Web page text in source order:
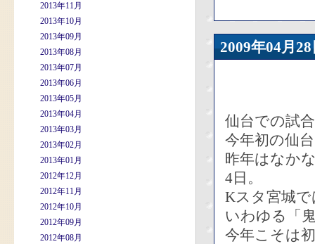
2013年11月
2013年10月
2013年09月
2013年08月
2013年07月
2013年06月
2013年05月
2013年04月
2013年03月
2013年02月
2013年01月
2012年12月
2012年11月
2012年10月
2012年09月
2012年08月
2009年04
仙台での試
今年初の仙
昨年はなか
4日。
Kスタ宮城
いわゆる「
今年こそは